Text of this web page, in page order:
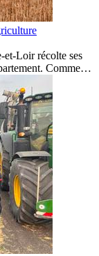
et-Loir récolte ses
Comme…